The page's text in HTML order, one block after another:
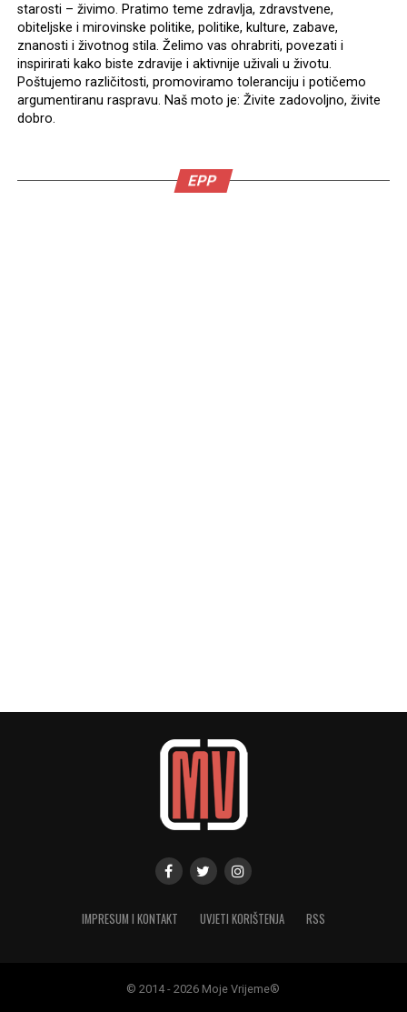
starosti – živimo. Pratimo teme zdravlja, zdravstvene,
obiteljske i mirovinske politike, politike, kulture, zabave,
znanosti i životnog stila. Želimo vas ohrabriti, povezati i
inspirirati kako biste zdravije i aktivnije uživali u životu.
Poštujemo različitosti, promoviramo toleranciju i potičemo
argumentiranu raspravu. Naš moto je: Živite zadovoljno, živite
dobro.
EPP
IMPRESUM I KONTAKT UVJETI KORIŠTENJA RSS
© 2014 - 2026 Moje Vrijeme®